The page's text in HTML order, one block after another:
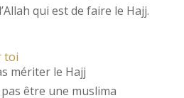
qui est de faire le Hajj.
toi
mériter le Hajj
être une muslima